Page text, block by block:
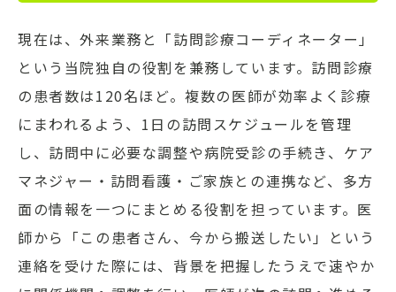
現在は、外来業務と「訪問診療コーディネーター」
という当院独自の役割を兼務しています。訪問診療
の患者数は120名ほど。複数の医師が効率よく診療
にまわれるよう、1日の訪問スケジュールを管理
し、訪問中に必要な調整や病院受診の手続き、ケア
マネジャー・訪問看護・ご家族との連携など、多方
面の情報を一つにまとめる役割を担っています。医
師から「この患者さん、今から搬送したい」という
連絡を受けた際には、背景を把握したうえで速やか